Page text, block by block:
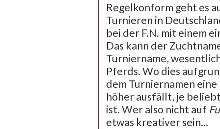
Regelkonform geht es
Turnieren in
bei der F.N. mit einem
Das kann der
Turniername,
Pferds. Wo dies
dem Turniernamen
höher ausfällt, je
ist. Wer also nicht auf
etwas kreativer sein...